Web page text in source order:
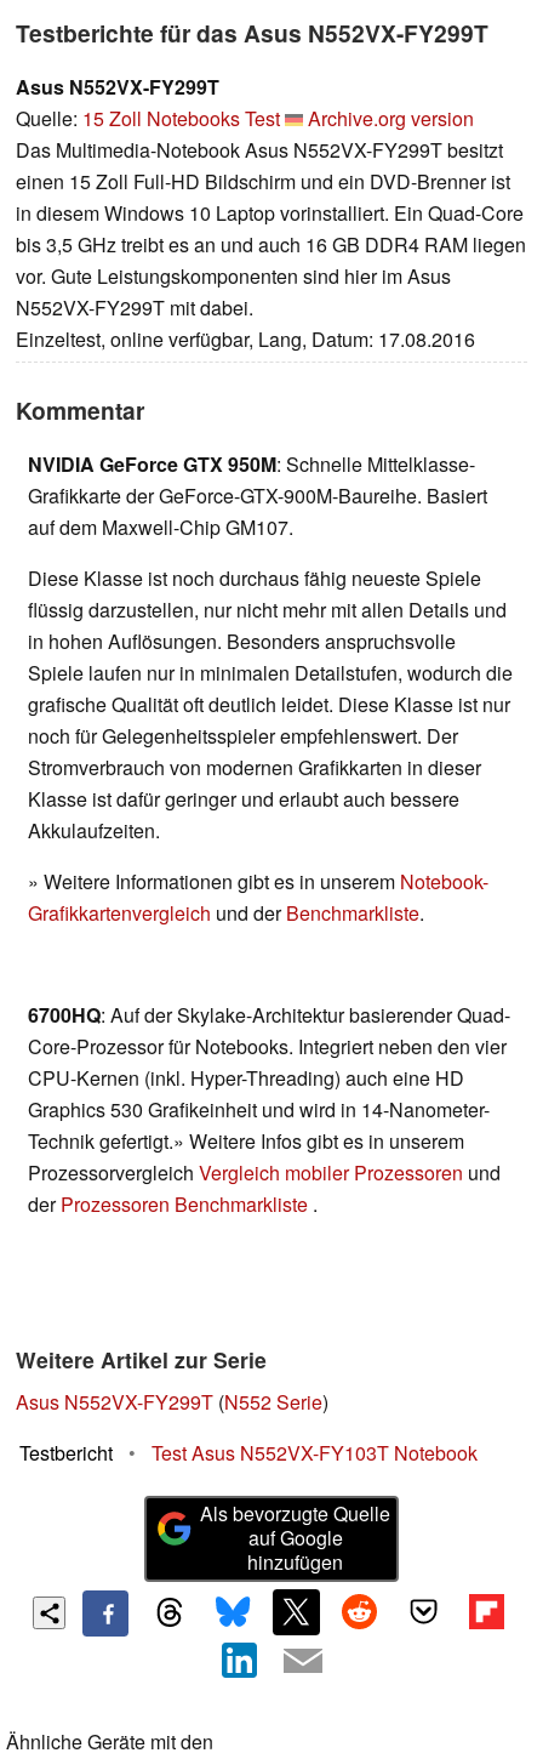
Testberichte für das Asus N552VX-FY299T
Asus N552VX-FY299T
Quelle: 15 Zoll Notebooks Test
Archive.org version
Das Multimedia-Notebook Asus N552VX-FY299T besitzt
einen 15 Zoll Full-HD Bildschirm und ein DVD-Brenner ist
in diesem Windows 10 Laptop vorinstalliert. Ein Quad-Core
bis 3,5 GHz treibt es an und auch 16 GB DDR4 RAM liegen
vor. Gute Leistungskomponenten sind hier im Asus
N552VX-FY299T mit dabei.
Einzeltest, online verfügbar, Lang, Datum: 17.08.2016
Kommentar
NVIDIA GeForce GTX 950M: Schnelle Mittelklasse-
Grafikkarte der GeForce-GTX-900M-Baureihe. Basiert
auf dem Maxwell-Chip GM107.
Diese Klasse ist noch durchaus fähig neueste Spiele
flüssig darzustellen, nur nicht mehr mit allen Details und
in hohen Auflösungen. Besonders anspruchsvolle
Spiele laufen nur in minimalen Detailstufen, wodurch die
grafische Qualität oft deutlich leidet. Diese Klasse ist nur
noch für Gelegenheitsspieler empfehlenswert. Der
Stromverbrauch von modernen Grafikkarten in dieser
Klasse ist dafür geringer und erlaubt auch bessere
Akkulaufzeiten.
» Weitere Informationen gibt es in unserem Notebook-
Grafikkartenvergleich und derBenchmarkliste.
6700HQ: Auf der Skylake-Architektur basierender Quad-
Core-Prozessor für Notebooks. Integriert neben den vier
CPU-Kernen (inkl. Hyper-Threading) auch eine HD
Graphics 530 Grafikeinheit und wird in 14-Nanometer-
Technik gefertigt.» Weitere Infos gibt es in unserem
Prozessorvergleich Vergleich mobiler Prozessoren und
derProzessoren Benchmarkliste .
Weitere Artikel zur Serie
Asus N552VX-FY299T (N552 Serie)
Testbericht
• Test Asus N552VX-FY103T Notebook
Als bevorzugte Quelle
auf Google
hinzufügen
Ähnliche Geräte mit den